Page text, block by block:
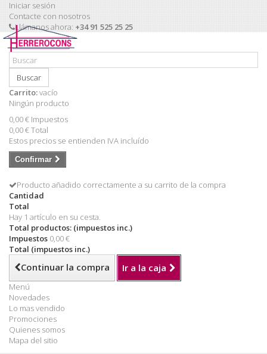
Iniciar sesión
Contacte con nosotros
Llámanos ahora: +34 91 525 25 25
Buscar
Carrito:vacío
Ningún producto
0,00 € Impuestos
0,00 €Total
Estos precios se entienden IVA incluído
Confirmar
Producto añadido correctamente a su carrito de la compra
Cantidad
Total
Hay 1 artículo en su cesta.
Total productos: (impuestos inc.)
Impuestos 0,00 €
Total (impuestos inc.)
Continuar la compra Ir a la caja
Menú
Novedades
Lo mas vendido
Promociones
Quienes somos
Mapa del sitio